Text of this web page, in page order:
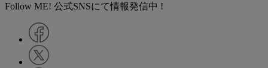
Follow ME! 公式SNSにて情報発信中 !